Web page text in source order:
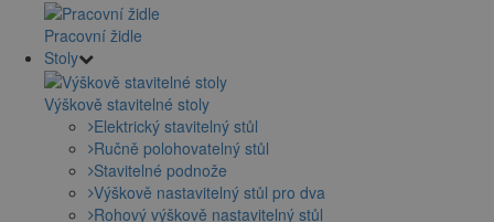
Pracovní židle
Stoly
Výškově stavitelné stoly
Elektrický stavitelný stůl
Ručně polohovatelný stůl
Stavitelné podnože
Výškově nastavitelný stůl pro dva
Rohový výškově nastavitelný stůl